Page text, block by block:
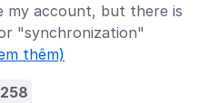
my account, but there is
"synchronization"
thêm)
258